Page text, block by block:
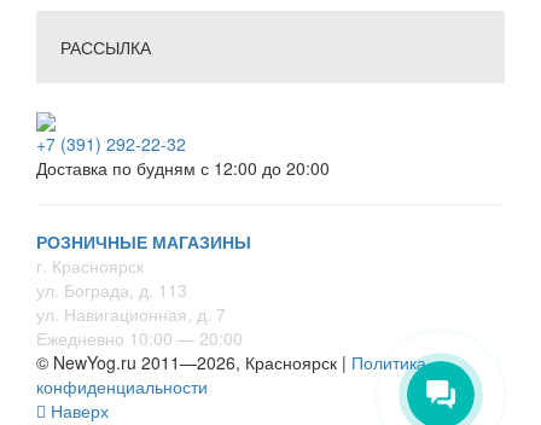
РАССЫЛКА
+7 (391) 292-22-32
Доставка по будням с 12:00 до 20:00
РОЗНИЧНЫЕ МАГАЗИНЫ
г. Красноярск
ул. Бограда, д. 113
ул. Навигационная, д. 7
Ежедневно 10:00 — 20:00
© NewYog.ru 2011—2026, Красноярск | Политика
конфиденциальности
Наверх